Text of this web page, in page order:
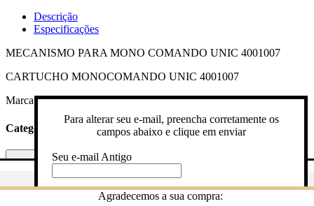
Gostaria de ser avisado quando o produto estiver em estoque?
campos abaixo com seu nome e e-mail e clique em enviar!
Descrição
Especificações
MECANISMO PARA MONO COMANDO UNIC 4001007
CARTUCHO MONOCOMANDO UNIC 4001007
Marca:Deca.Categoria:Torneiras/Registros/Misturadores
Categorias
Para alterar seu e-mail, preencha corretamente os
campos abaixo e clique em enviar
Seu e-mail Antigo
Digite novo e-mailAgradecemos a sua compra: